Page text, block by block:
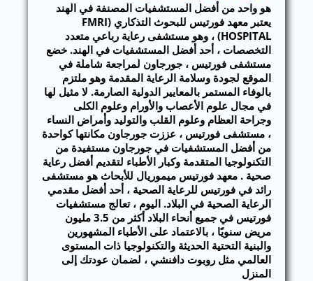
هو واحد من أفضل المستشفيات المصنفة في الهند
يعتبر معهد فورتيس للبحوث التذكاري (FMRI
HOSPITAL) ، وهو مستشفى رعاية رباعي متعدد
التخصصات ، أحد أفضل المستشفيات في الهند. خضع
مستشفى فورتيس ، جورجاون لمراجعة شاملة في
الموقع لجودة وسلامة الرعاية المقدمة وهو ملتزم
بالوفاء المستمر بالمعايير الدولية الصارمة. لا مثيل لها
في مجال علوم الأعصاب والأورام وعلوم الكلى
وجراحة العظام وعلوم القلب والتوليد وأمراض النساء
، مستشفى فورتيس ، عززت جورجاون مكانتها كواحدة
من أفضل المستشفيات في جورجاون مستفيدة من
التكنولوجيا المتقدمة وكبار الأطباء لتقديم أفضل رعاية
صحية . معهد فورتيس ميموريال للأبحاث هو مستشفى
رائد في فورتيس للرعاية الصحية ، أحد أفضل مقدمي
الرعاية الصحية في البلاد. اليوم ، تعالج مستشفيات
فورتيس في جميع أنحاء البلاد أكثر من 3.5 مليون
مريض سنويًا ، بالاعتماد على الأطباء المشهورين
والبنية التحتية الحديثة والتكنولوجيا ذات المستوى
العالمي مثل روبوت دافنشي ، لضمان عودتك إلى
المنزل